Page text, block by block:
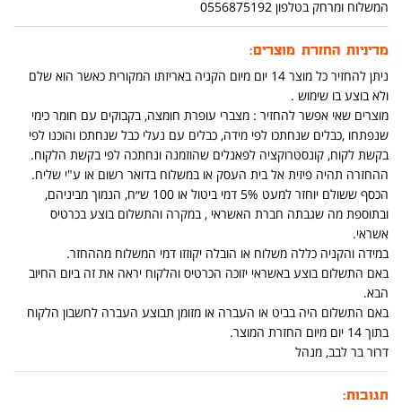
המשלוח ומרחק בטלפון 0556875192
מדיניות החזרת מוצרים:
ניתן להחזיר כל מוצר 14 יום מיום הקניה באריזתו המקורית כאשר הוא שלם
ולא בוצע בו שימוש .
מוצרים שאי אפשר להחזיר : מצברי עופרת חומצה, בקבוקים עם חומר כימי
שנפתחו ,כבלים שנחתכו לפי מידה, כבלים עם נעלי כבל שנחתכו והוכנו לפי
בקשת לקוח, קונסטרוקציה לפאנלים שהוזמנה ונחתכה לפי בקשת הלקוח.
ההחזרה תהיה פיזית אל בית העסק או במשלוח בדואר רשום או ע"י שליח.
הכסף ששולם יוחזר למעט 5% דמי ביטול או 100 ש״ח, הנמוך מביניהם,
ובתוספת מה שגבתה חברת האשראי , במקרה והתשלום בוצע בכרטיס
אשראי.
במידה והקניה כללה משלוח או הובלה יקוזזו דמי המשלוח מההחזר.
באם התשלום בוצע באשראי יזוכה הכרטיס והלקוח יראה את זה ביום החיוב
הבא.
באם התשלום היה בביט או העברה או מזומן תבוצע העברה לחשבון הלקוח
בתוך 14 יום מיום החזרת המוצר.
דרור בר לבב, מנהל
תגובות: